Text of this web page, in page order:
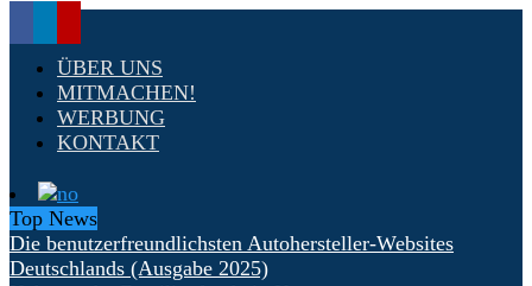
ÜBER UNS
MITMACHEN!
WERBUNG
KONTAKT
Top News
Die benutzerfreundlichsten Autohersteller-Websites
Deutschlands (Ausgabe 2025)